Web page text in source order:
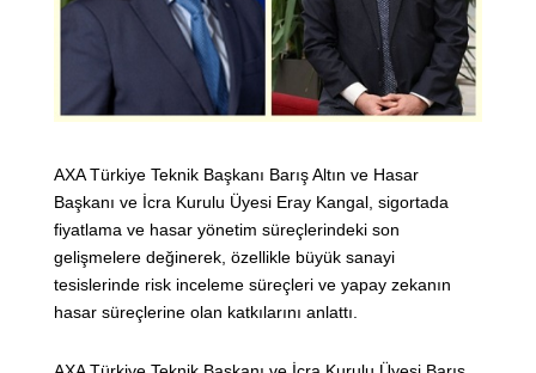
AXA Türkiye Teknik Başkanı Barış Altın ve Hasar
Başkanı ve İcra Kurulu Üyesi Eray Kangal, sigortada
fiyatlama ve hasar yönetim süreçlerindeki son
gelişmelere değinerek, özellikle büyük sanayi
tesislerinde risk inceleme süreçleri ve yapay zekanın
hasar süreçlerine olan katkılarını anlattı.